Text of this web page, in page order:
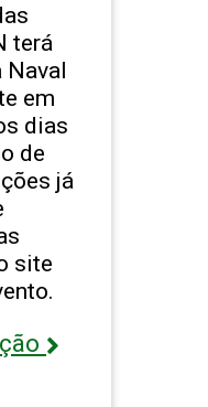
terá
Naval
em
dias
de
já
site